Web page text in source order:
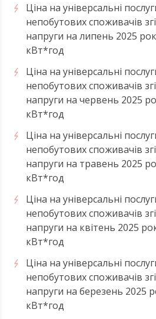
Ціна на універсальні
непобутових споживачів
напруги на липень 2025
кВт*год
Ціна на універсальні
непобутових споживачів
напруги на червень 2025
кВт*год
Ціна на універсальні
непобутових споживачів
напруги на травень 2025
кВт*год
Ціна на універсальні
непобутових споживачів
напруги на квітень 2025
кВт*год
Ціна на універсальні
непобутових споживачів
напруги на березень 2025
кВт*год